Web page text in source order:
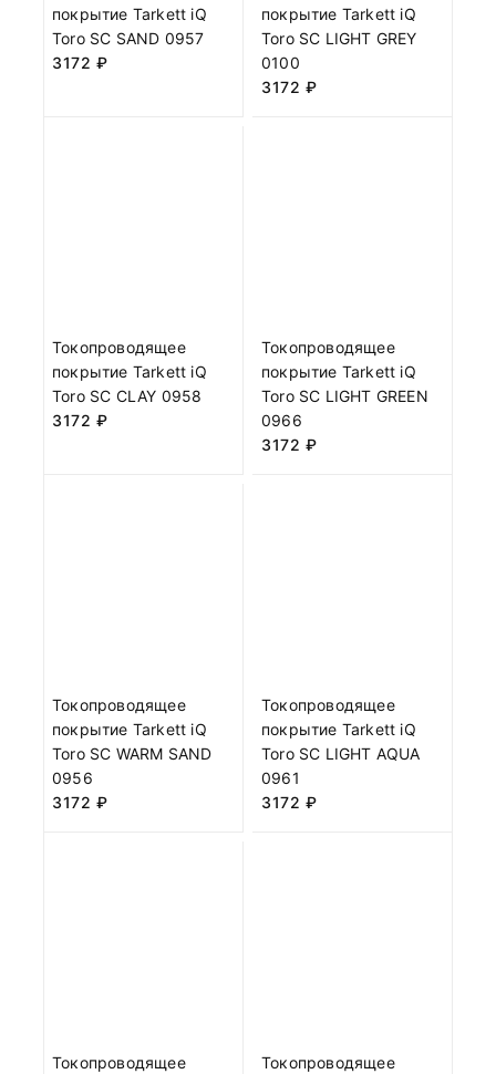
покрытие Tarkett iQ
Toro SC SAND 0957
3172 ₽
покрытие Tarkett iQ
Toro SC LIGHT GREY
0100
3172 ₽
Токопроводящее
покрытие Tarkett iQ
Toro SC CLAY 0958
3172 ₽
Токопроводящее
покрытие Tarkett iQ
Toro SC LIGHT GREEN
0966
3172 ₽
Токопроводящее
покрытие Tarkett iQ
Toro SC WARM SAND
0956
3172 ₽
Токопроводящее
покрытие Tarkett iQ
Toro SC LIGHT AQUA
0961
3172 ₽
Токопроводящее
Токопроводящее